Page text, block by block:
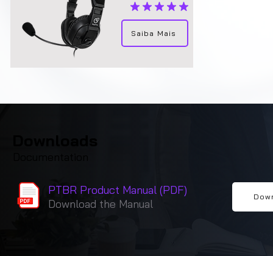
average rating is 4.9 out of 5
Saiba Mais
PTBR Product Manual (PDF)
Download the Manual